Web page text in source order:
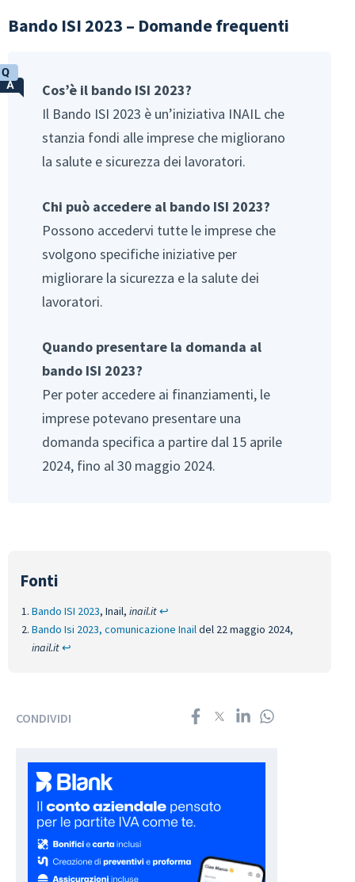
Bando ISI 2023 – Domande frequenti
Cos’è il bando ISI 2023?
Il Bando ISI 2023 è un’iniziativa INAIL che
stanzia fondi alle imprese che migliorano
la salute e sicurezza dei lavoratori.
Chi può accedere al bando ISI 2023?
Possono accedervi tutte le imprese che
svolgono specifiche iniziative per
migliorare la sicurezza e la salute dei
lavoratori.
Quando presentare la domanda al
bando ISI 2023?
Per poter accedere ai finanziamenti, le
imprese potevano presentare una
domanda specifica a partire dal 15 aprile
2024, fino al 30 maggio 2024.
Bando ISI 2023, Inail, inail.it↩︎
Bando Isi 2023, comunicazione Inaildel 22 maggio 2024,
inail.it↩︎
CONDIVIDI